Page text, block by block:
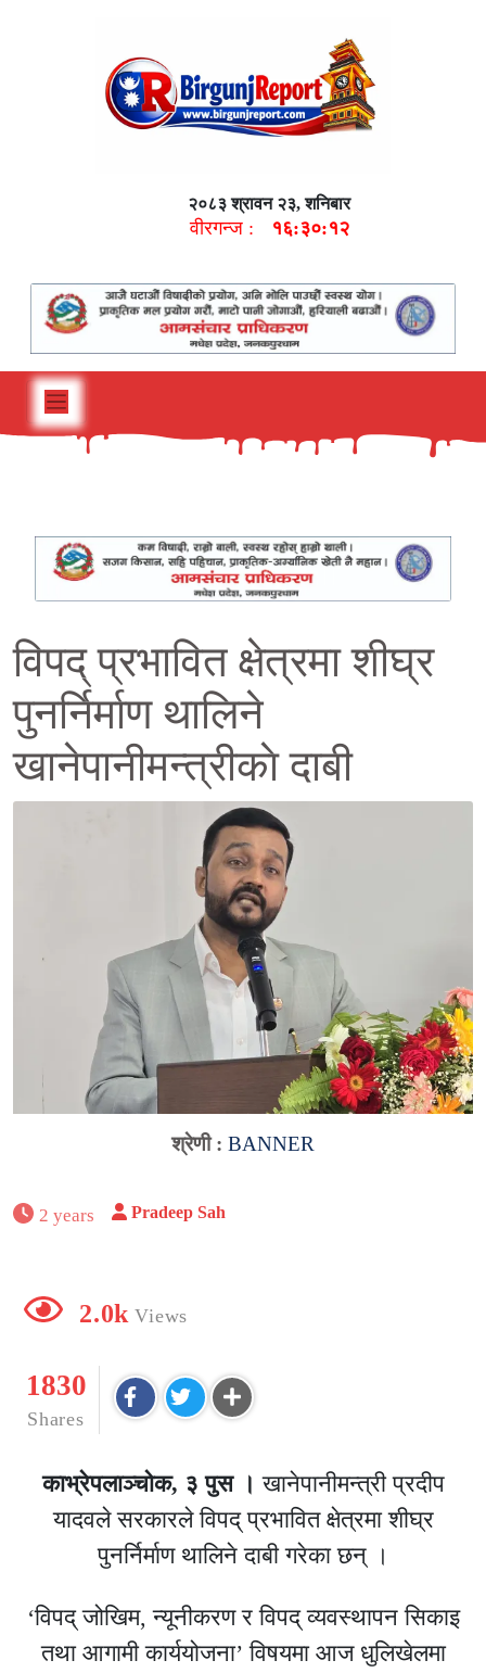
२०८३ श्रावन २३, शनिबार
वीरगन्ज : १६:३०:१३
विपद् प्रभावित क्षेत्रमा शीघ्र
पुनर्निर्माण थालिने
खानेपानीमन्त्रीकाे दाबी
श्रेणी : BANNER
2 years Pradeep Sah
2.0k Views
1830
Shares
काभ्रेपलाञ्चोक, ३ पुस । खानेपानीमन्त्री प्रदीप
यादवले सरकारले विपद् प्रभावित क्षेत्रमा शीघ्र
पुनर्निर्माण थालिने दाबी गरेका छन् ।
‘विपद् जोखिम, न्यूनीकरण र विपद् व्यवस्थापन सिकाइ
तथा आगामी कार्ययोजना’ विषयमा आज धुलिखेलमा